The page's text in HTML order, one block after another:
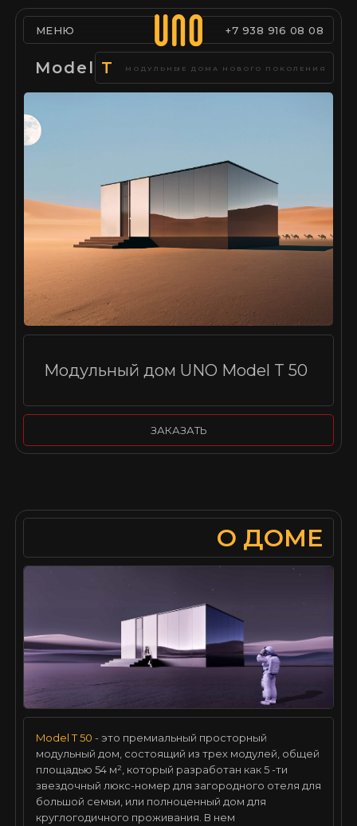
Model T
Модульный дом UNO Model T 50
МОДУЛЬНЫЕ ДОМА НОВОГО ПОКОЛЕНИЯ
МЕНЮ
ЗАКАЗАТЬ
+7 938 916 08 08
Model T 50 - это премиальный просторный
модульный дом, состоящий из трех модулей, общей
площадью 54 м², который разработан как 5 -ти
звездочный люкс-номер для загородного отеля для
большой семьи, или полноценный дом для
круглогодичного проживания. В нем
О ДОМЕ